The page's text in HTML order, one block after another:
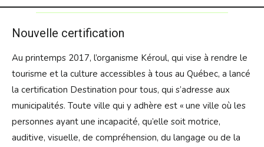
Nouvelle certification
Au printemps 2017, l’organisme Kéroul, qui vise à rendre le
tourisme et la culture accessibles à tous au Québec, a lancé
la certification Destination pour tous, qui s’adresse aux
municipalités. Toute ville qui y adhère est « une ville où les
personnes ayant une incapacité, qu’elle soit motrice,
auditive, visuelle, de compréhension, du langage ou de la